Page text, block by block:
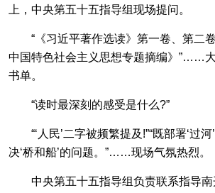
上，中央第五十五指导组现场提问。
“《习近平著作选读》第一卷、第二卷
中国特色社会主义思想专题摘编》”……
书单。
“读时最深刻的感受是什么?”
“‘人民’二字被频繁提及!”“既部署‘过河
决‘桥和船’的问题。”……现场气氛热烈。
中央第五十五指导组负责联系指导南